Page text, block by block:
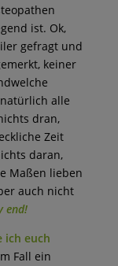
ist. Ok,
gefragt und
keiner
alle
dran,
Zeit
daran,
Maßen lieben
auch nicht
end!
ich euch
Fall ein